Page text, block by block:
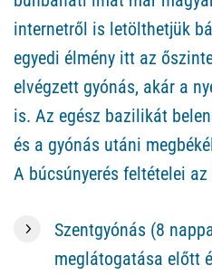
internetről is letölthetjük
egyedi élmény itt az
elvégzett gyónás, akár a
is. Az egész bazilikát
és a gyónás utáni
A búcsúnyerés feltételei
Szentgyónás (8
meglátogatása előtt